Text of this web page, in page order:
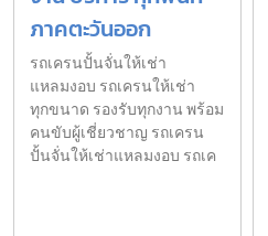
ภาคตะวันออก
รถเครนปั้นจั่นให้เช่า
แหลมงอบ รถเครนให้เช่า
ทุกขนาด รองรับทุกงาน พร้อม
คนขับผู้เชี่ยวชาญ รถเครน
ปั้นจั่นให้เช่าแหลมงอบ รถเค